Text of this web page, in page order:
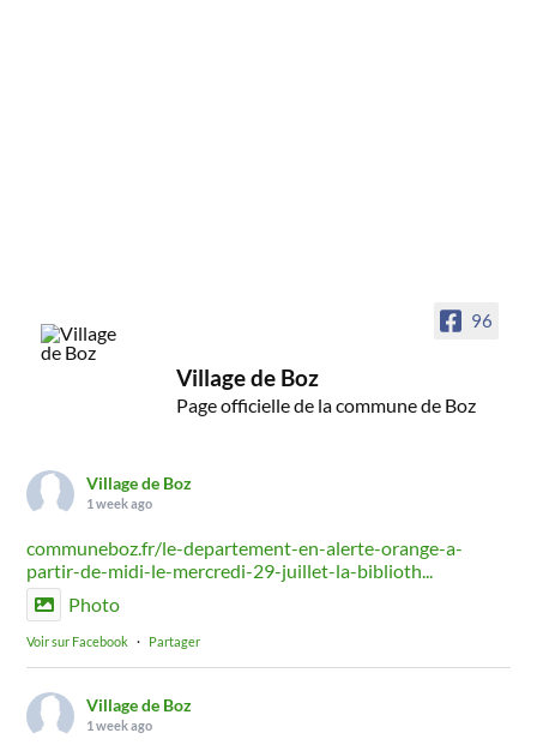
96
Village de Boz
Page officielle de la commune de Boz
Village de Boz
1 week ago
communeboz.fr/le-departement-en-alerte-orange-a-
partir-de-midi-le-mercredi-29-juillet-la-biblioth...
Photo
Voir sur Facebook · Partager
Village de Boz
1 week ago